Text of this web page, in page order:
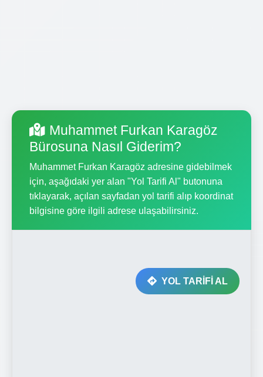
Muhammet Furkan Karagöz
Bürosuna Nasıl Giderim?
Muhammet Furkan Karagöz adresine gidebilmek
için, aşağıdaki yer alan "Yol Tarifi Al" butonuna
tıklayarak, açılan sayfadan yol tarifi alıp koordinat
bilgisine göre ilgili adrese ulaşabilirsiniz.
YOL TARİFİ AL